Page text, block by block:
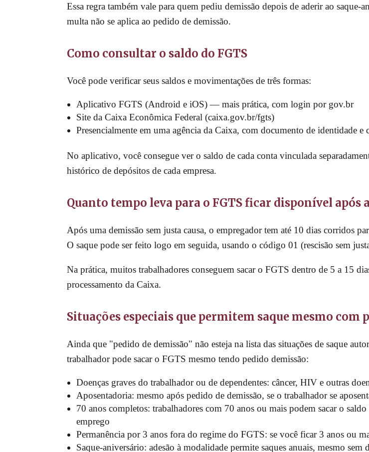
Essa regra também vale para quem pediu demissão depois de aderir ao saque-
multa não se aplica ao pedido de demissão.
Como consultar o saldo do FGTS
Você pode verificar seus saldos e movimentações de três formas:
Aplicativo FGTS (Android e iOS) — mais prática, com login por gov.br
Site da Caixa Econômica Federal (caixa.gov.br/fgts)
Presencialmente em uma agência da Caixa, com documento de identidade e
No aplicativo, você consegue ver o saldo de cada conta vinculada
histórico de depósitos de cada empresa.
Quanto tempo leva para o FGTS ficar disponível após
Após uma demissão sem justa causa, o empregador tem até 10 dias corridos
O saque pode ser feito logo em seguida, usando o código 01 (rescisão sem
Na prática, muitos trabalhadores conseguem sacar o FGTS dentro de 5 a 15
processamento da Caixa.
Situações especiais que permitem saque mesmo com
Ainda que "pedido de demissão" não esteja na lista das situações de saque
trabalhador pode sacar o FGTS mesmo tendo pedido demissão:
Doenças graves do trabalhador ou de dependentes: câncer, HIV e outras
Aposentadoria: mesmo após pedido de demissão, se o trabalhador se
70 anos completos: trabalhadores com 70 anos ou mais podem sacar o
emprego
Permanência por 3 anos fora do regime do FGTS: se você ficar 3 anos ou
Saque-aniversário: adesão à modalidade permite saques anuais, mesmo sem